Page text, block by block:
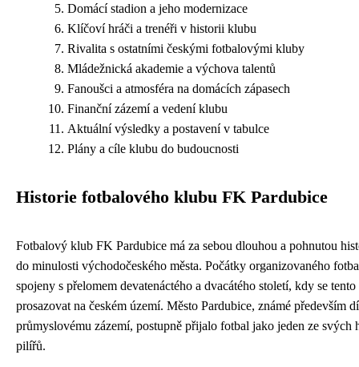
Domácí stadion a jeho modernizace
Klíčoví hráči a trenéři v historii klubu
Rivalita s ostatními českými fotbalovými kluby
Mládežnická akademie a výchova talentů
Fanoušci a atmosféra na domácích zápasech
Finanční zázemí a vedení klubu
Aktuální výsledky a postavení v tabulce
Plány a cíle klubu do budoucnosti
Historie fotbalového klubu FK Pardubice
Fotbalový klub FK Pardubice má za sebou dlouhou a pohnutou
do minulosti východočeského města. Počátky organizovaného
spojeny s přelomem devatenáctého a dvacátého století, kdy se
prosazovat na českém území. Město Pardubice, známé především
průmyslovému zázemí, postupně přijalo fotbal jako jeden ze svých
pilířů.